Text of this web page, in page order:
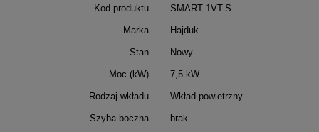
Kod produktu SMART 1VT-S
Marka Hajduk
Stan Nowy
Moc (kW) 7,5 kW
Rodzaj wkładu Wkład powietrzny
Szyba boczna brak